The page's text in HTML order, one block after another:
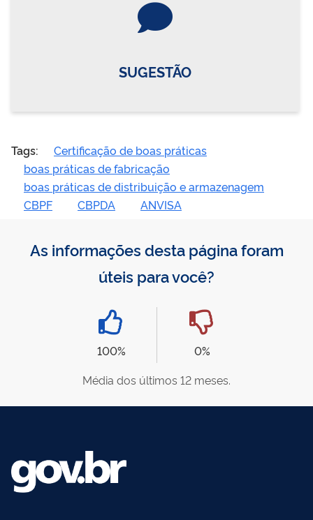
SUGESTÃO
Tags:
Certificação de boas práticas
boas práticas de fabricação
boas práticas de distribuição e armazenagem
CBPF
CBPDA ANVISA
As informações desta página foram
úteis para você?
100%
0%
Média dos últimos 12 meses.